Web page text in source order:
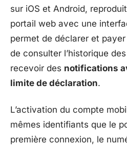
sur iOS et Android,
portail web avec une
permet de déclarer et
de consulter l’historique
recevoir des notifications
limite de déclaration.
L’activation du compte
mêmes identifiants que le
première connexion, le